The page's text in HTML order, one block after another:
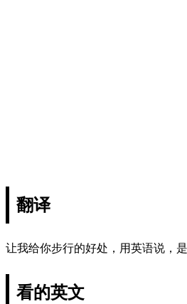
翻译
让我给你步行的好处，用英语说，是
看的英文